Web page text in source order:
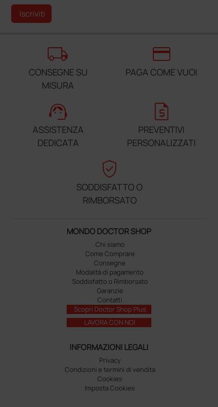
Iscriviti
local_shipping
CONSEGNE SU
MISURA
credit_card
PAGA COME VUOI
support_agent
ASSISTENZA
DEDICATA
request_quote
PREVENTIVI
PERSONALIZZATI
verified_user
SODDISFATTO O
RIMBORSATO
MONDO DOCTOR SHOP
Chi siamo
Come Comprare
Consegne
Modalità di pagamento
Soddisfatto o Rimborsato
Garanzie
Contatti
Scopri Doctor Shop Plus
LAVORA CON NOI
INFORMAZIONI LEGALI
Privacy
Condizioni e termini di vendita
Cookies
Imposta Cookies